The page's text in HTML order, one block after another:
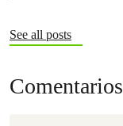
See all posts
Comentarios